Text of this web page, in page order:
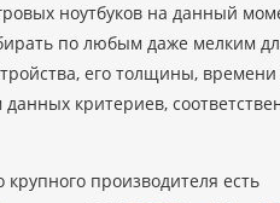
ноутбуков на данный
по любым даже мелким
его толщины,
критериев,
производителя есть